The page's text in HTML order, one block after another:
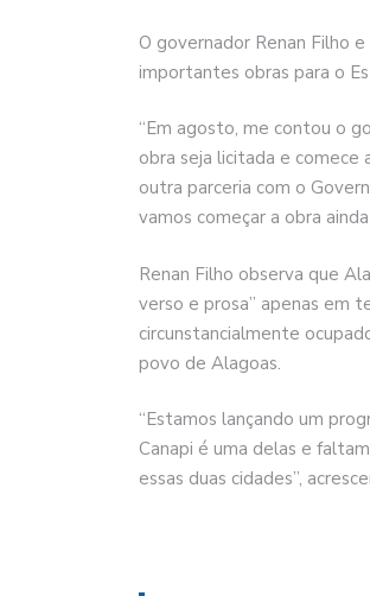
O governador Renan Filho
importantes obras para o
“Em agosto, me contou o
obra seja licitada e
outra parceria com o
vamos começar a obra
Renan Filho observa que
verso e prosa” apenas em
circunstancialmente
povo de Alagoas.
“Estamos lançando um
Canapi é uma delas e
essas duas cidades”,